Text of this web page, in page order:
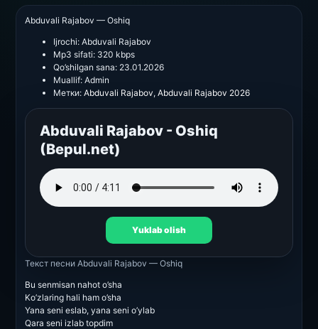
Abduvali Rajabov — Oshiq
Ijrochi: Abduvali Rajabov
Mp3 sifati: 320 kbps
Qo’shilgan sana: 23.01.2026
Muallif: Admin
Метки: Abduvali Rajabov, Abduvali Rajabov 2026
Abduvali Rajabov - Oshiq
(Bepul.net)
Yuklab olish
Текст песни Abduvali Rajabov — Oshiq
Bu senmisan nahot o’sha
Ko’zlaring hali ham o’sha
Yana seni eslab, yana seni o’ylab
Qara seni izlab topdim